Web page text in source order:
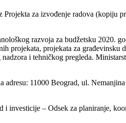
za izvođenje radova (kopiju
razvoja za budžetsku 2020.
projekata, projekata za građevinsku
i tehničkog pregleda.
adresu: 11000 Beograd, ul.
i investicije – Odsek za planiranje,